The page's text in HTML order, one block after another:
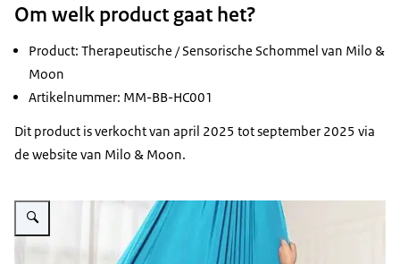
Om welk product gaat het?
Product: Therapeutische / Sensorische Schommel van Milo &
Moon
Artikelnummer: MM-BB-HC001
Dit product is verkocht van april 2025 tot september 2025 via
de website van Milo & Moon.
Vergroot afbeelding Therapieschommel van Milo & Moon